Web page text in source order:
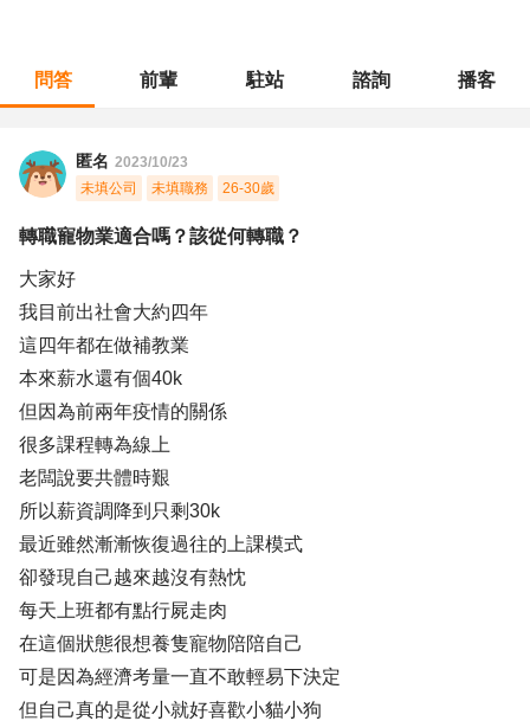
問答 前輩 駐站 諮詢 播客
匿名 2023/10/23
未填公司
未填職務 26-30歲
轉職寵物業適合嗎？該從何轉職？
大家好
我目前出社會大約四年
這四年都在做補教業
本來薪水還有個40k
但因為前兩年疫情的關係
很多課程轉為線上
老闆說要共體時艱
所以薪資調降到只剩30k
最近雖然漸漸恢復過往的上課模式
卻發現自己越來越沒有熱忱
每天上班都有點行屍走肉
在這個狀態很想養隻寵物陪陪自己
可是因為經濟考量一直不敢輕易下決定
但自己真的是從小就好喜歡小貓小狗